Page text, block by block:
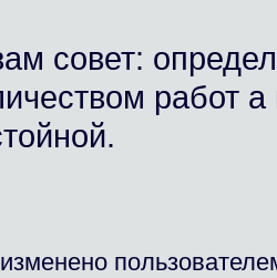
совет:
работ